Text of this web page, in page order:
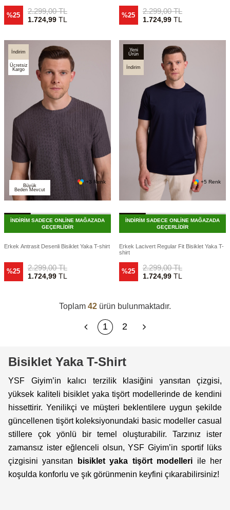
%25 2.299,00TL
1.724,99TL
%25 2.299,00TL
1.724,99TL
İndirim
Ücretsiz
Kargo
Büyük
Beden Mevcut
+3 Renk
İNDİRİM SADECE ONLİNE MAĞAZADA
GEÇERLİDİR
Erkek Antrasit Desenli Bisiklet Yaka T-shirt
%25 2.299,00TL
1.724,99TL
Yeni
Ürün
İndirim
+5 Renk
İNDİRİM SADECE ONLİNE MAĞAZADA
GEÇERLİDİR
Erkek Lacivert Regular Fit Bisiklet Yaka T-
shirt
%25 2.299,00TL
1.724,99TL
Toplam 42 ürün bulunmaktadır.
1 2
Bisiklet Yaka T-Shirt
YSF Giyim’in kalıcı terzilik klasiğini yansıtan çizgisi,
yüksek kaliteli bisiklet yaka tişört modellerinde de kendini
hissettirir. Yenilikçi ve müşteri beklentilere uygun şekilde
güncellenen tişört koleksiyonundaki basic modeller casual
stillere çok yönlü bir temel oluşturabilir. Tarzınız ister
zamansız ister eğlenceli olsun, YSF Giyim’in sportif lüks
çizgisini yansıtan
bisiklet yaka tişört modelleri ile her
koşulda konforlu ve şık görünmenin keyfini çıkarabilirsiniz!